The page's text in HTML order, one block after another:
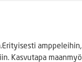
Kasvutapa